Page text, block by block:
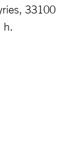
33100
h.